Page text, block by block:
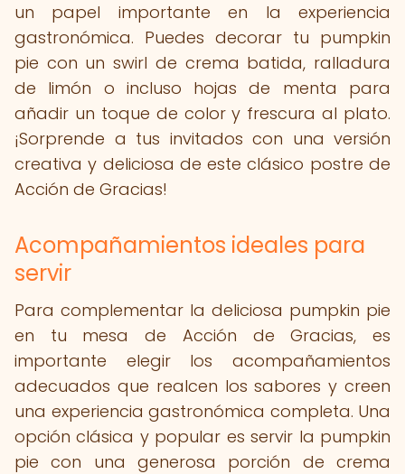
un papel importante en la experiencia
gastronómica. Puedes decorar tu pumpkin
pie con un swirl de crema batida, ralladura
de limón o incluso hojas de menta para
añadir un toque de color y frescura al plato.
¡Sorprende a tus invitados con una versión
creativa y deliciosa de este clásico postre de
Acción de Gracias!
Acompañamientos ideales para
servir
Para complementar la deliciosa pumpkin pie
en tu mesa de Acción de Gracias, es
importante elegir los acompañamientos
adecuados que realcen los sabores y creen
una experiencia gastronómica completa. Una
opción clásica y popular es servir la pumpkin
pie con una generosa porción de crema